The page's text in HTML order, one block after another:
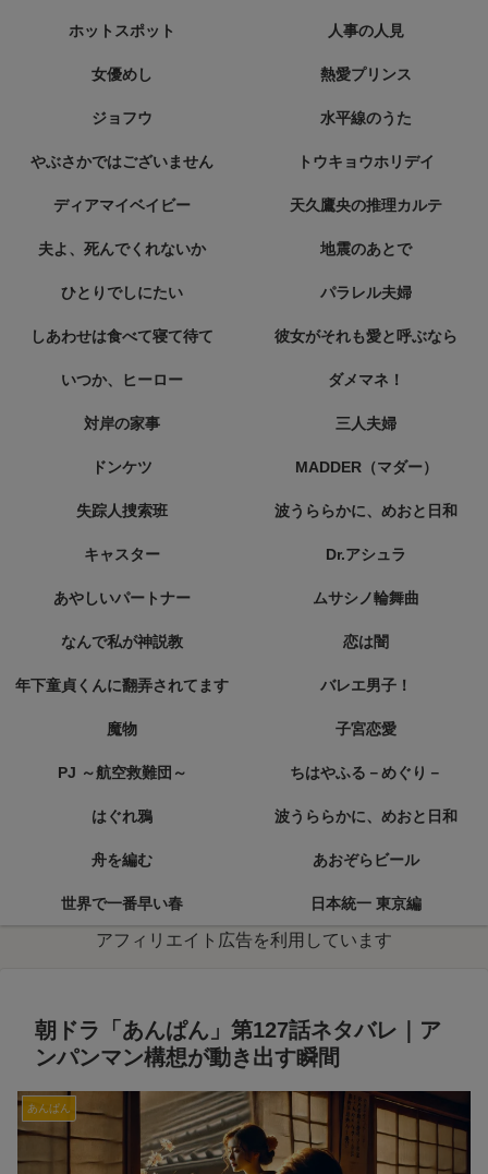
ホットスポット 人事の人見
女優めし 熱愛プリンス
ジョフウ 水平線のうた
やぶさかではございません トウキョウホリデイ
ディアマイベイビー 天久鷹央の推理カルテ
夫よ、死んでくれないか 地震のあとで
ひとりでしにたい パラレル夫婦
しあわせは食べて寝て待て 彼女がそれも愛と呼ぶなら
いつか、ヒーロー ダメマネ！
対岸の家事 三人夫婦
ドンケツ MADDER（マダー）
失踪人捜索班 波うららかに、めおと日和
キャスター Dr.アシュラ
あやしいパートナー ムサシノ輪舞曲
なんで私が神説教 恋は闇
年下童貞くんに翻弄されてます バレエ男子！
魔物 子宮恋愛
PJ ～航空救難団～ ちはやふる－めぐり－
はぐれ鴉 波うららかに、めおと日和
舟を編む あおぞらビール
世界で一番早い春 日本統一 東京編
アフィリエイト広告を利用しています
朝ドラ「あんぱん」第127話ネタバレ｜ア
ンパンマン構想が動き出す瞬間
あんぱん